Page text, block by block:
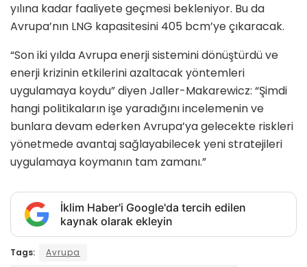
yılına kadar faaliyete geçmesi bekleniyor. Bu da
Avrupa’nın LNG kapasitesini 405 bcm’ye çıkaracak.
“Son iki yılda Avrupa enerji sistemini dönüştürdü ve
enerji krizinin etkilerini azaltacak yöntemleri
uygulamaya koydu” diyen Jaller-Makarewicz: “Şimdi
hangi politikaların işe yaradığını incelemenin ve
bunlara devam ederken Avrupa’ya gelecekte riskleri
yönetmede avantaj sağlayabilecek yeni stratejileri
uygulamaya koymanın tam zamanı.”
İklim Haber'i Google'da tercih edilen
kaynak olarak ekleyin
Tags:
Avrupa